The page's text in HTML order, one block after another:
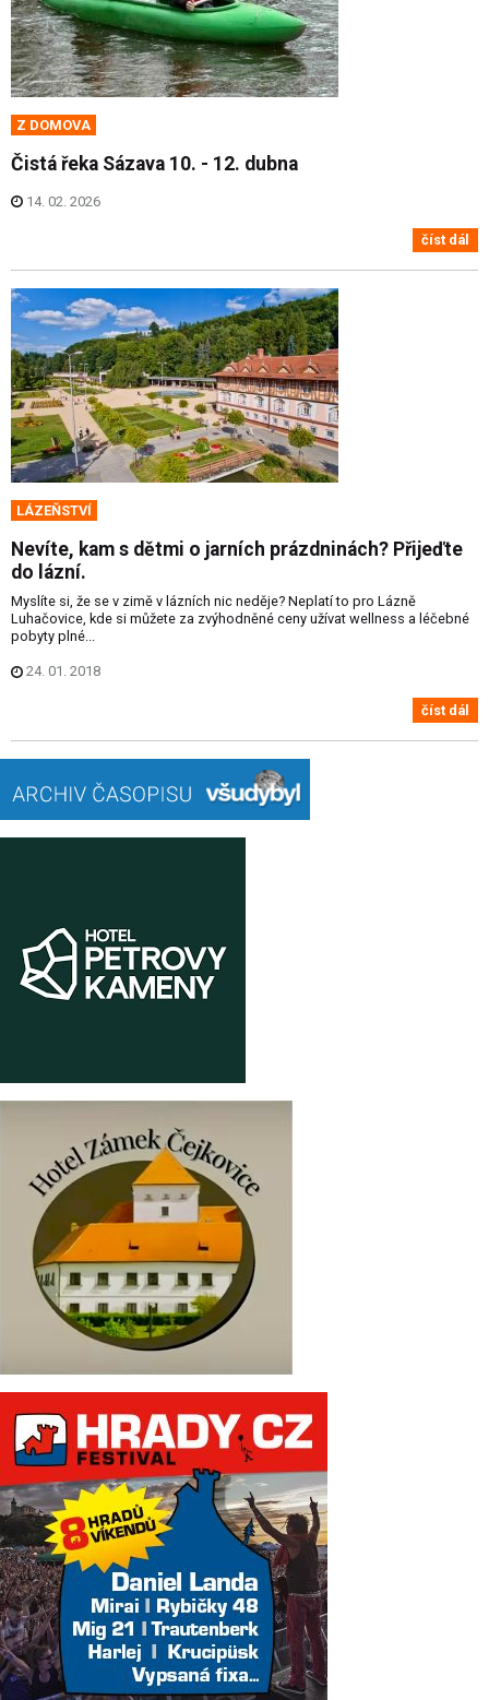
Z DOMOVA
Čistá řeka Sázava 10. - 12. dubna
14. 02. 2026
číst dál
LÁZEŇSTVÍ
Nevíte, kam s dětmi o jarních prázdninách? Přijeďte
do lázní.
Myslíte si, že se v zimě v lázních nic neděje? Neplatí to pro Lázně
Luhačovice, kde si můžete za zvýhodněné ceny užívat wellness a léčebné
pobyty plné...
24. 01. 2018
číst dál